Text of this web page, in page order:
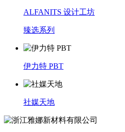
ALFANITS 设计工坊
臻选系列
伊力特 PBT
社媒天地